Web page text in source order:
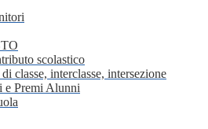
scolastico
classe, interclasse, intersezione
e Premi Alunni